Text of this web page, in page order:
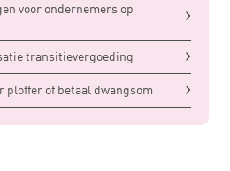
voor ondernemers op
transitievergoeding
ploffer of betaal dwangsom